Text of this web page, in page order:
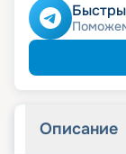
Описание